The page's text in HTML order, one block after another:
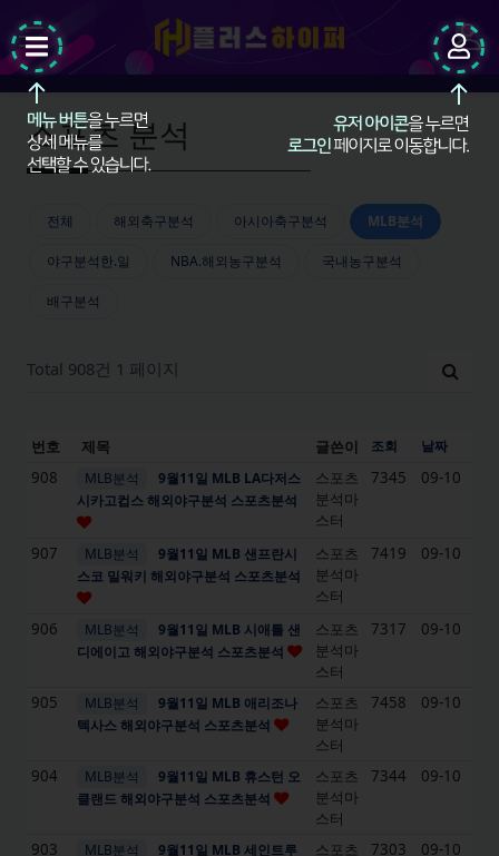
팝업레이어 알림
팝업레이어 알림이 없습니다.